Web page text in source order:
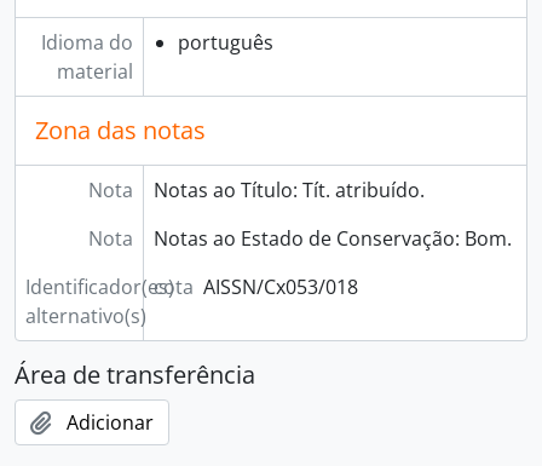
Idioma do
material
português
Zona das notas
Nota
Notas ao Título: Tít. atribuído.
Nota
Notas ao Estado de Conservação: Bom.
Identificador(es)
alternativo(s)
cota AISSN/Cx053/018
Área de transferência
Adicionar